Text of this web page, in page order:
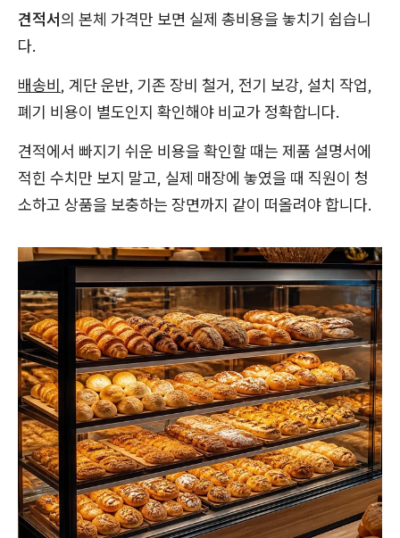
견적서의 본체 가격만 보면 실제 총비용을 놓치기 쉽습니
다.
배송비, 계단 운반, 기존 장비 철거, 전기 보강, 설치 작업,
폐기 비용이 별도인지 확인해야 비교가 정확합니다.
견적에서 빠지기 쉬운 비용을 확인할 때는 제품 설명서에
적힌 수치만 보지 말고, 실제 매장에 놓였을 때 직원이 청
소하고 상품을 보충하는 장면까지 같이 떠올려야 합니다.